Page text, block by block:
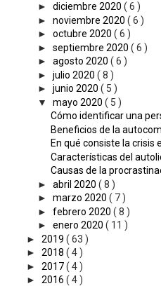
►diciembre 2020( 6 )
►noviembre 2020( 6 )
►octubre 2020( 6 )
►septiembre 2020( 6 )
►agosto 2020( 6 )
►julio 2020( 8 )
►junio 2020( 5 )
▼mayo 2020( 5 )
Cómo identificar una
Beneficios de la
En qué consiste la crisis
Características del
Causas de la
►abril 2020( 8 )
►marzo 2020( 7 )
►febrero 2020( 8 )
►enero 2020( 11 )
► 2019 ( 63 )
► 2018 ( 4 )
► 2017( 4 )
► 2016 ( 4 )